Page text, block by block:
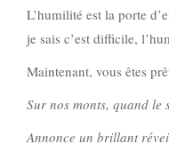
L’humilité est la porte
je sais c’est difficile,
Maintenant, vous êtes
Sur nos monts, quand le
Annonce un brillant